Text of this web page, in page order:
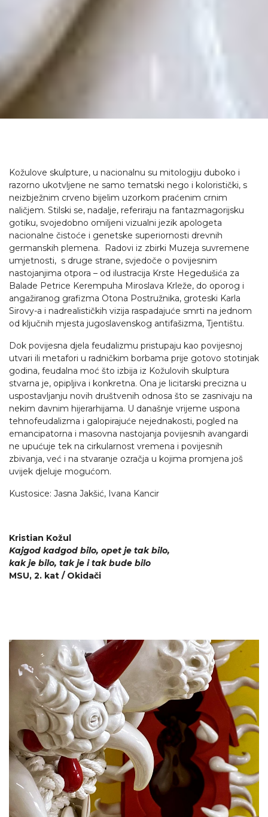
Kožulove skulpture, u nacionalnu su mitologiju duboko i
razorno ukotvljene ne samo tematski nego i koloristički, s
neizbježnim crveno bijelim uzorkom praćenim crnim
naličjem. Stilski se, nadalje, referiraju na fantazmagorijsku
gotiku, svojedobno omiljeni vizualni jezik apologeta
nacionalne čistoće i genetske superiornosti drevnih
germanskih plemena. Radovi iz zbirki Muzeja suvremene
umjetnosti, s druge strane, svjedoče o povijesnim
nastojanjima otpora – od ilustracija Krste Hegedušića za
Balade Petrice Kerempuha Miroslava Krleže, do oporog i
angažiranog grafizma Otona Postružnika, groteski Karla
Sirovy-a i nadrealističkih vizija raspadajuće smrti na jednom
od ključnih mjesta jugoslavenskog antifašizma, Tjentištu.
Dok povijesna djela feudalizmu pristupaju kao povijesnoj
utvari ili metafori u radničkim borbama prije gotovo stotinjak
godina, feudalna moć što izbija iz Kožulovih skulptura
stvarna je, opipljiva i konkretna. Ona je licitarski precizna u
uspostavljanju novih društvenih odnosa što se zasnivaju na
nekim davnim hijerarhijama. U današnje vrijeme uspona
tehnofeudalizma i galopirajuće nejednakosti, pogled na
emancipatorna i masovna nastojanja povijesnih avangardi
ne upućuje tek na cirkularnost vremena i povijesnih
zbivanja, već i na stvaranje ozračja u kojima promjena još
uvijek djeluje mogućom.
Kustosice: Jasna Jakšić, Ivana Kancir
Kristian Kožul
Kajgod kadgod bilo, opet je tak bilo,
kak je bilo, tak je i tak bude bilo
MSU, 2. kat / Okidači